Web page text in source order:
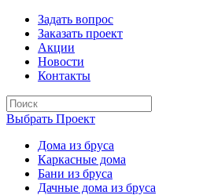
Задать вопрос
Заказать проект
Акции
Новости
Контакты
Выбрать Проект
Дома из бруса
Каркасные дома
Бани из бруса
Дачные дома из бруса